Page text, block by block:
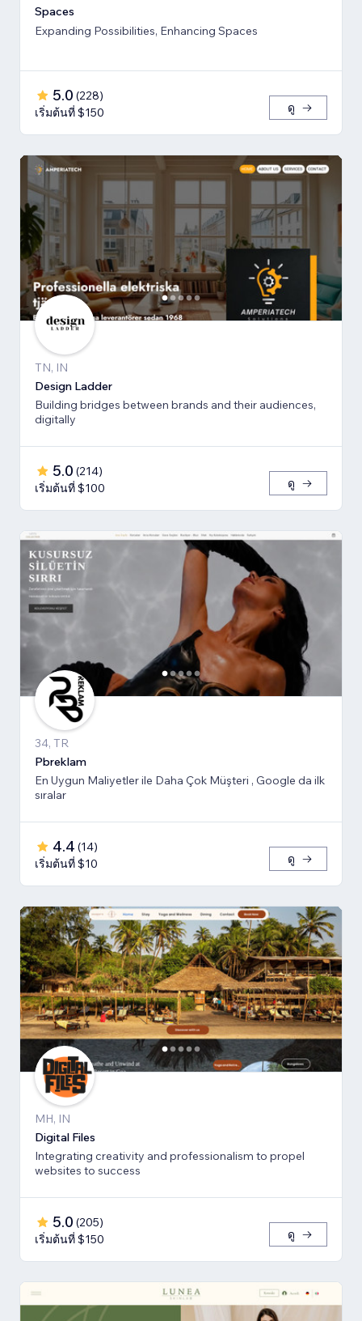
Spaces
Expanding Possibilities, Enhancing Spaces
5.0 (228)
เริ่มต้นที่ $150
ดู
TN, IN
Design Ladder
Building bridges between brands and their audiences,
digitally
5.0 (214)
เริ่มต้นที่ $100
ดู
34, TR
Pbreklam
En Uygun Maliyetler ile Daha Çok Müşteri , Google da ilk
sıralar
4.4 (14)
เริ่มต้นที่ $10
ดู
MH, IN
Digital Files
Integrating creativity and professionalism to propel
websites to success
5.0 (205)
เริ่มต้นที่ $150
ดู